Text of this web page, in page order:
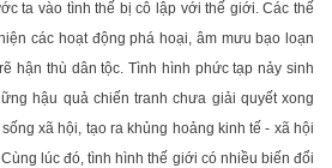
ta vào tình thế bị cô lập với thế giới. Các thế
các hoạt động phá hoại, âm mưu bạo loạn
hận thù dân tộc. Tình hình phức tạp nảy sinh
hậu quả chiến tranh chưa giải quyết xong
xã hội, tạo ra khủng hoảng kinh tế - xã hội
lúc đó, tình hình thế giới có nhiều biến đổi